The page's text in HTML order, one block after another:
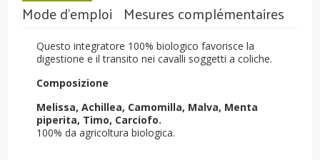
Mode d'emploi Mesures complémentaires
Questo integratore 100% biologico favorisce la
digestione e il transito nei cavalli soggetti a coliche.
Composizione
Melissa, Achillea, Camomilla, Malva, Menta
piperita, Timo, Carciofo.
100% da agricoltura biologica.